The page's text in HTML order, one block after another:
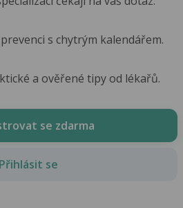
s chytrým kalendářem.
a ověřené tipy od lékařů.
se zdarma
Přihlásit se